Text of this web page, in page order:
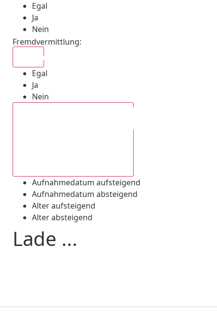
Egal
Ja
Nein
Fremdvermittlung:
Egal
Ja
Nein
Aufnahmedatum aufsteigend
Aufnahmedatum absteigend
Alter aufsteigend
Alter absteigend
Lade ...